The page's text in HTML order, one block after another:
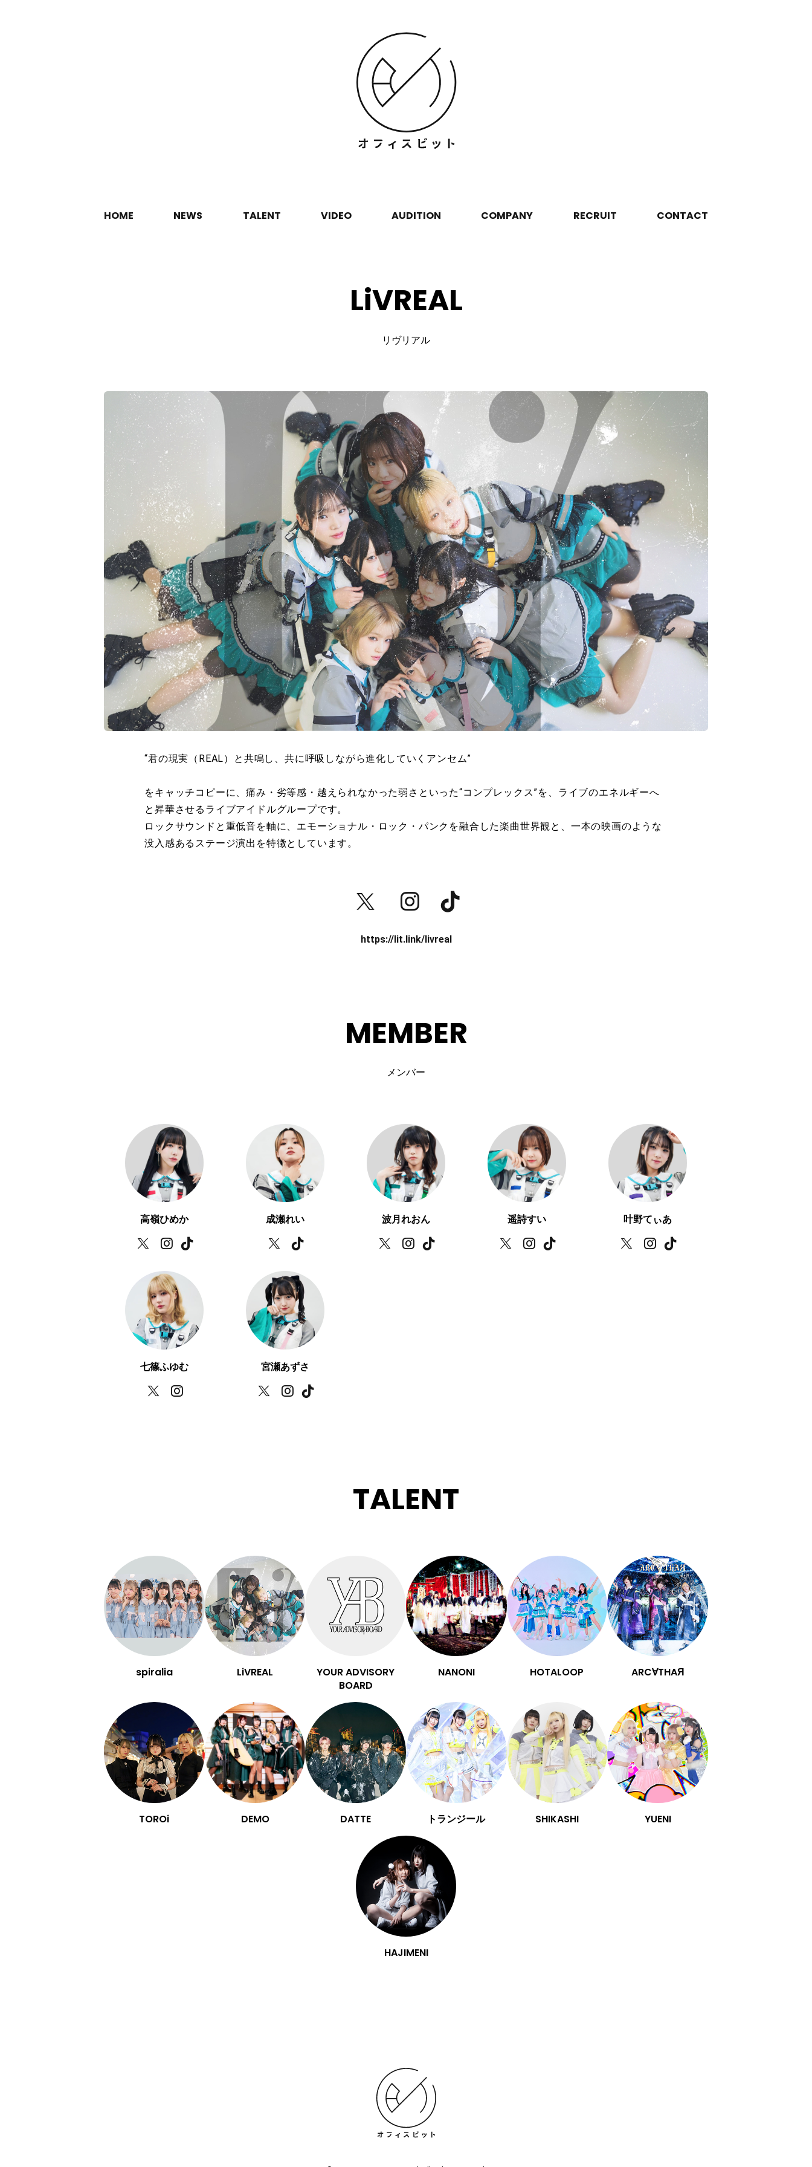
HOME NEWS TALENT VIDEO AUDITION COMPANY RECRUIT CONTACT
LiVREAL
リヴリアル
“君の現実（REAL）と共鳴し、共に呼吸しながら進化していくアンセム”
をキャッチコピーに、痛み・劣等感・越えられなかった弱さといった“コンプレックス”を、ライブのエネルギーへ
と昇華させるライブアイドルグループです。
ロックサウンドと重低音を軸に、エモーショナル・ロック・パンクを融合した楽曲世界観と、一本の映画のような
没入感あるステージ演出を特徴としています。
https://lit.link/livreal
MEMBER
メンバー
高嶺ひめか 成瀬れい 波月れおん 遥詩すい 叶野てぃあ
七篠ふゆむ 宮瀬あずさ
TALENT
spiralia LiVREAL
YOUR ADVISORY
BOARD
NANONI HOTALOOP ARC∀THAЯ
TOROi DEMO DATTE トランジール SHIKASHI YUENI
HAJIMENI